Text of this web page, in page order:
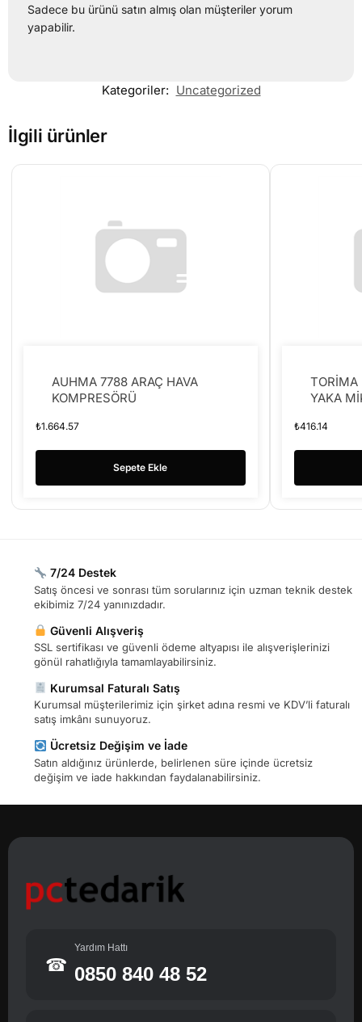
Sadece bu ürünü satın almış olan müşteriler yorum
yapabilir.
Kategoriler: Uncategorized
İlgili ürünler
AUHMA 7788 ARAÇ HAVA
KOMPRESÖRÜ
₺1.664.57
Sepete Ekle
TORİMA
YAKA
₺416.14
7/24 Destek
Satış öncesi ve sonrası tüm sorularınız için uzman teknik destek
ekibimiz 7/24 yanınızdadır.
Güvenli Alışveriş
SSL sertifikası ve güvenli ödeme altyapısı ile alışverişlerinizi
gönül rahatlığıyla tamamlayabilirsiniz.
Kurumsal Faturalı Satış
Kurumsal müşterilerimiz için şirket adına resmi ve KDV’li faturalı
satış imkânı sunuyoruz.
Ücretsiz Değişim ve İade
Satın aldığınız ürünlerde, belirlenen süre içinde ücretsiz
değişim ve iade hakkından faydalanabilirsiniz.
☎
Yardım Hattı
0850 840 48 52